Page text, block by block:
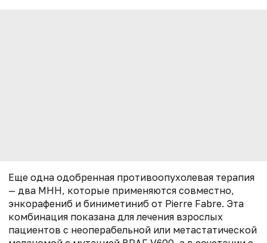
Еще одна одобренная противоопухолевая терапия
— два МНН, которые применяются совместно,
энкорафениб и биниметиниб от Pierre Fabre. Эта
комбинация показана для лечения взрослых
пациентов с неоперабельной или метастатической